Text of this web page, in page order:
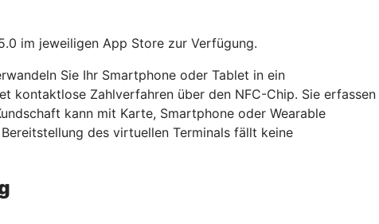
im jeweiligen App Store zur Verfügung.
Sie Ihr Smartphone oder Tablet in ein
kontaktlose Zahlverfahren über den NFC-Chip. Sie erfassen
kann mit Karte, Smartphone oder Wearable
des virtuellen Terminals fällt keine